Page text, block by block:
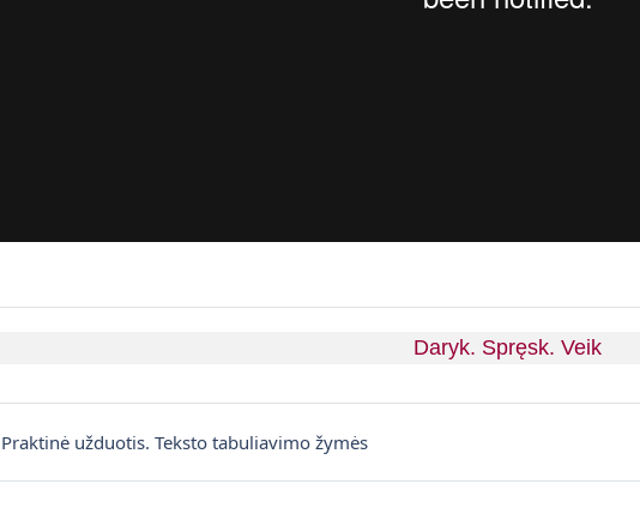
Daryk. Spręsk. Veik
Praktinė užduotis. Teksto tabuliavimo žymėsSayfa